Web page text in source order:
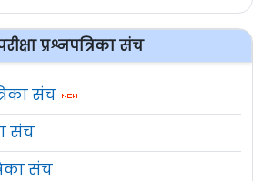
प्रश्नपत्रिका संच
संच
संच
संच